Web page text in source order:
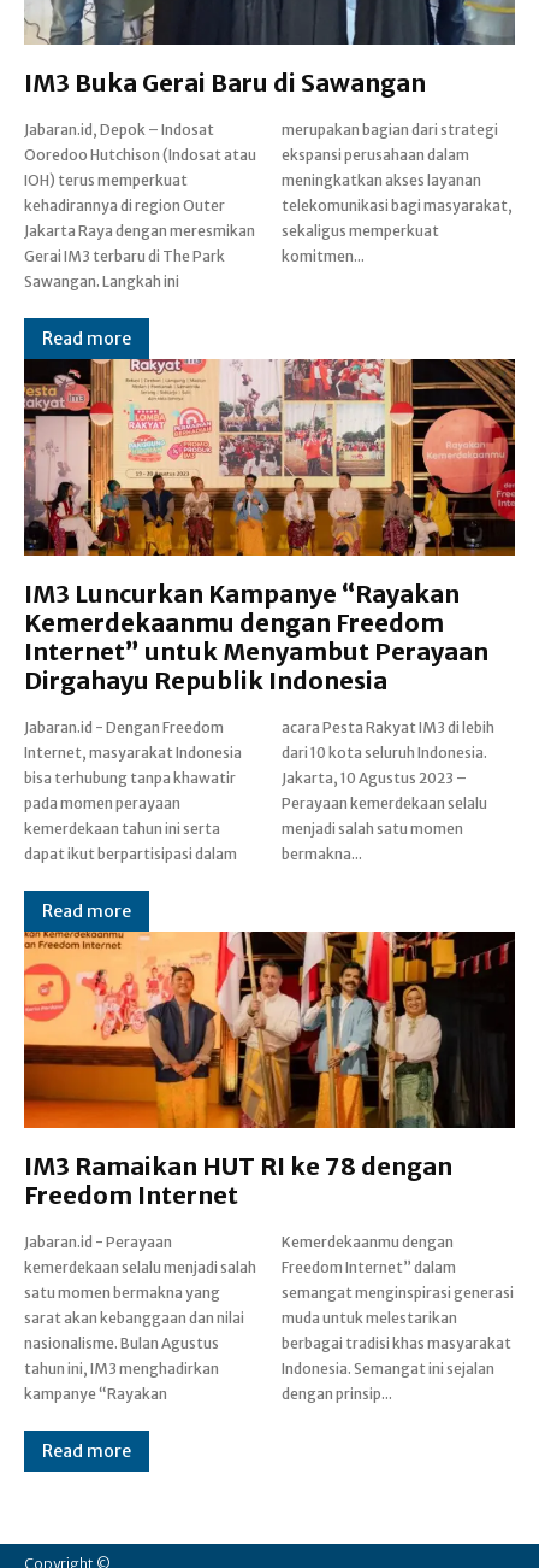
IM3 Buka Gerai Baru di Sawangan
Jabaran.id, Depok – Indosat
Ooredoo Hutchison (Indosat atau
IOH) terus memperkuat
kehadirannya di region Outer
Jakarta Raya dengan meresmikan
Gerai IM3 terbaru di The Park
Sawangan. Langkah ini
merupakan bagian dari strategi
ekspansi perusahaan dalam
meningkatkan akses layanan
telekomunikasi bagi masyarakat,
sekaligus memperkuat
komitmen...
Read more
IM3 Luncurkan Kampanye “Rayakan
Kemerdekaanmu dengan Freedom
Internet” untuk Menyambut Perayaan
Dirgahayu Republik Indonesia
Jabaran.id - Dengan Freedom
Internet, masyarakat Indonesia
bisa terhubung tanpa khawatir
pada momen perayaan
kemerdekaan tahun ini serta
dapat ikut berpartisipasi dalam
acara Pesta Rakyat IM3 di lebih
dari 10 kota seluruh Indonesia.
Jakarta, 10 Agustus 2023 –
Perayaan kemerdekaan selalu
menjadi salah satu momen
bermakna...
Read more
IM3 Ramaikan HUT RI ke 78 dengan
Freedom Internet
Jabaran.id - Perayaan
kemerdekaan selalu menjadi salah
satu momen bermakna yang
sarat akan kebanggaan dan nilai
nasionalisme. Bulan Agustus
tahun ini, IM3 menghadirkan
kampanye “Rayakan
Kemerdekaanmu dengan
Freedom Internet” dalam
semangat menginspirasi generasi
muda untuk melestarikan
berbagai tradisi khas masyarakat
Indonesia. Semangat ini sejalan
dengan prinsip...
Read more
Copyright ©